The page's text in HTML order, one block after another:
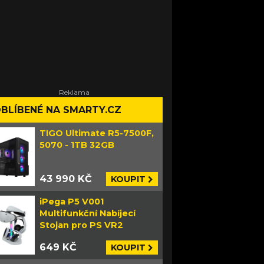
NA SMARTY.CZ
TIGO Ultimate R5-7500F,
5070 - 1TB 32GB
43 990 KČ KOUPIT
iPega P5 V001
Multifunkční Nabíjecí
Stojan pro PS VR2
649 KČ KOUPIT